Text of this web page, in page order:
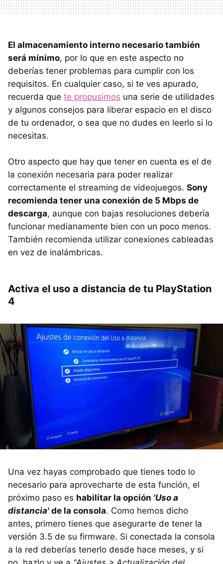
El almacenamiento interno necesario también
será mínimo, por lo que en este aspecto no
deberías tener problemas para cumplir con los
requisitos. En cualquier caso, si te ves apurado,
recuerda que te propusimos una serie de utilidades
y algunos consejos para liberar espacio en el disco
de tu ordenador, o sea que no dudes en leerlo si lo
necesitas.
Otro aspecto que hay que tener en cuenta es el de
la conexión necesaria para poder realizar
correctamente el streaming de videojuegos. Sony
recomienda tener una conexión de 5 Mbps de
descarga, aunque con bajas resoluciones debería
funcionar medianamente bien con un poco menos.
También recomienda utilizar conexiones cableadas
en vez de inalámbricas.
Activa el uso a distancia de tu PlayStation
4
Una vez hayas comprobado que tienes todo lo
necesario para aprovecharte de esta función, el
próximo paso es habilitar la opción 'Uso a
distancia' de la consola. Como hemos dicho
antes, primero tienes que asegurarte de tener la
versión 3.5 de su firmware. Si conectada la consola
a la red deberías tenerlo desde hace meses, y si